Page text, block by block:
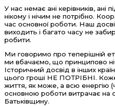
У нас немає ані керівників, ані
нікому і нічим не потрібно.
час основної роботи. Наш
виходить і багато часу не
робити.
Ми говоримо про теперішній
ми вбачаємо, що принципово
Історичний досвід в інших
цього гроші НЕ ПОТРІБНІ.
життя, як може, а всю енергію
основною роботи витрачає на
Батьківщину.